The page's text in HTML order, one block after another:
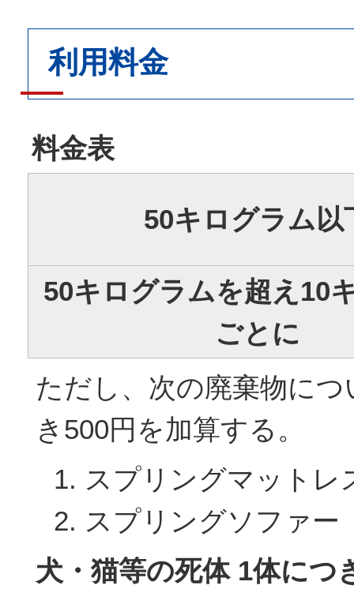
利用料金
料金表
50キログラム以
50キログラムを超え10
ごとに
ただし、次の廃棄物に
き500円を加算する。
スプリングマットレ
スプリングソファー
犬・猫等の死体 1体につ